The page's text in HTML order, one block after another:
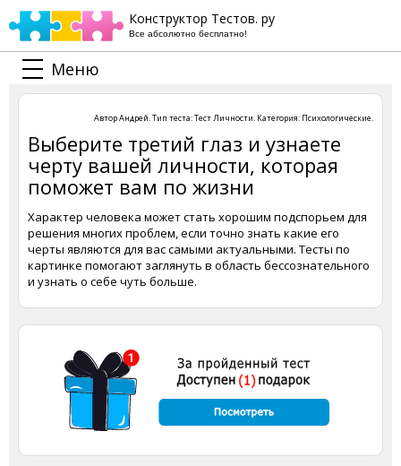
Конструктор Тестов. ру
Все абсолютно бесплатно!
Меню
АвторАндрей. Тип теста:Тест Личности. Категория: Психологические.
Выберите третий глаз и узнаете
черту вашей личности, которая
поможет вам по жизни
Характер человека может стать хорошим подспорьем для
решения многих проблем, если точно знать какие его
черты являются для вас самыми актуальными. Тесты по
картинке помогают заглянуть в область бессознательного
и узнать о себе чуть больше.